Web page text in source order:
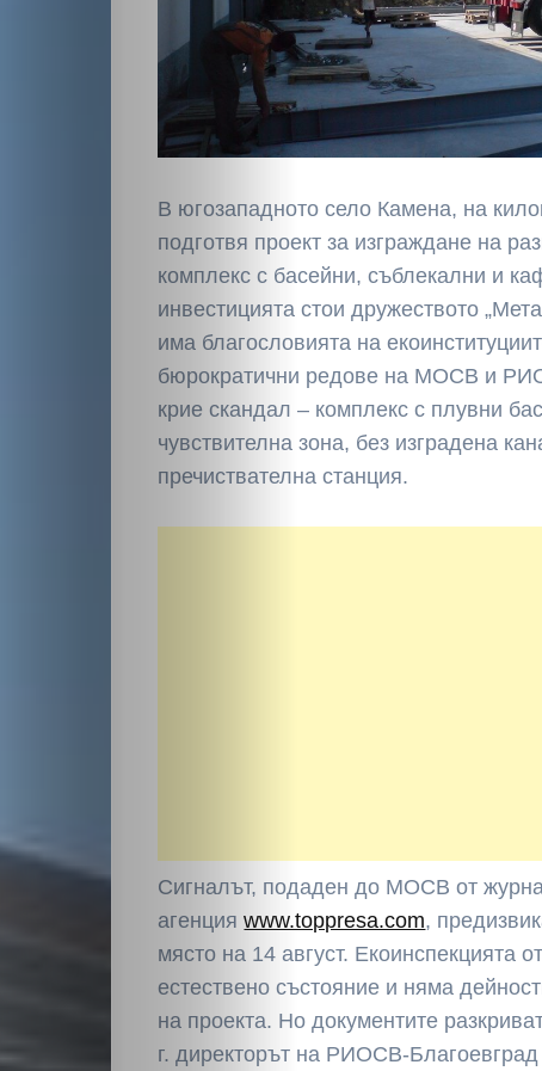
В югозападното село Камена, на
подготвя проект за изграждане на
комплекс с басейни, съблекални и
инвестицията стои дружеството
има благословията на
бюрократични редове на МОСВ и
крие скандал – комплекс с плувни
чувствителна зона, без изградена
пречиствателна станция.
Сигналът, подаден до МОСВ от
агенцияwww.toppresa.com,
място на 14 август. Екоинспекцията
естествено състояние и няма
на проекта. Но документите
г. директорът на РИОСВ-